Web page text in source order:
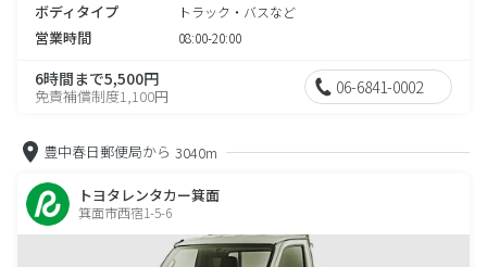
ボディタイプ トラック・バスなど
営業時間 08:00-20:00
6時間まで5,500円
免責補償制度1,100円 06-6841-0002
豊中春日郵便局から 3040m
トヨタレンタカー箕面
箕面市西宿1-5-6